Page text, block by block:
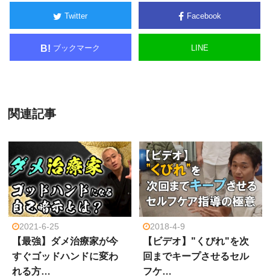
Twitter Facebook
B! ブックマーク LINE
関連記事
2021-6-25
【最強】ダメ治療家が今
すぐゴッドハンドに変わ
れる方…
2018-4-9
【ビデオ】"くびれ"を次
回までキープさせるセル
フケ…